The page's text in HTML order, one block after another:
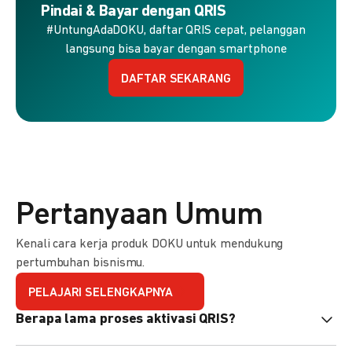
Pindai & Bayar dengan QRIS
#UntungAdaDOKU, daftar QRIS cepat, pelanggan
langsung bisa bayar dengan smartphone
DAFTAR SEKARANG
Pertanyaan Umum
Kenali cara kerja produk DOKU untuk mendukung
pertumbuhan bisnismu.
PELAJARI SELENGKAPNYA
Berapa lama proses aktivasi QRIS?